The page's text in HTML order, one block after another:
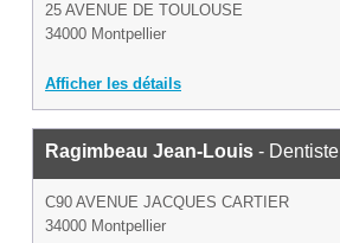
25 AVENUE DE TOULOUSE
34000 Montpellier
Afficher les détails
Ragimbeau Jean-Louis - Dentiste
C90 AVENUE JACQUES CARTIER
34000 Montpellier